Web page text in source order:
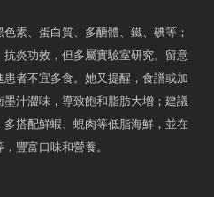
素、蛋白質、多醣體、鐵、碘等；
炎功效，但多屬實驗室研究。留意
者不宜多食。她又提醒，食譜或加
汁澀味，導致飽和脂肪大增；建議
搭配鮮蝦、蜆肉等低脂海鮮，並在
豐富口味和營養。